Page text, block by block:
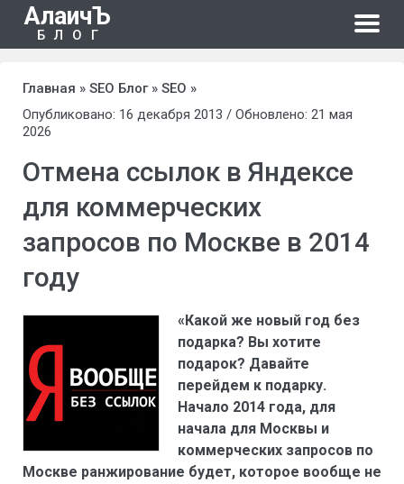
АлаичЪ
БЛОГ
Главная » SEO Блог» SEO »
Опубликовано: 16 декабря 2013 / Обновлено: 21 мая
2026
Отмена ссылок в Яндексе
для коммерческих
запросов по Москве в 2014
году
«Какой же новый год без
подарка? Вы хотите
подарок? Давайте
перейдем к подарку.
Начало 2014 года, для
начала для Москвы и
коммерческих запросов по
Москве ранжирование будет, которое вообще не